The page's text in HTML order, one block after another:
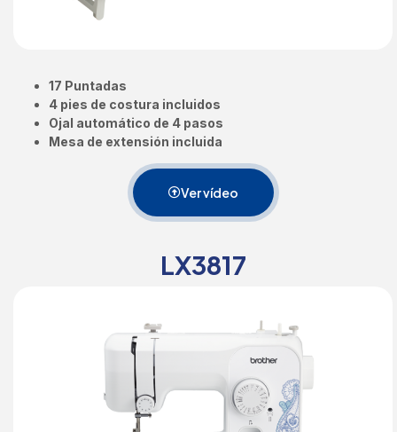
17 Puntadas
4 pies de costura incluidos
Ojal automático de 4 pasos
Mesa de extensión incluida
Ver vídeo
LX3817